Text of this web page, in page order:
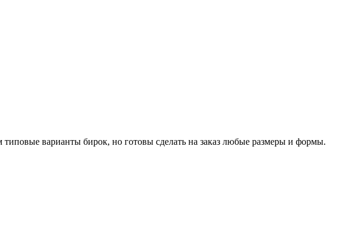
варианты бирок, но готовы сделать на заказ любые размеры и формы.